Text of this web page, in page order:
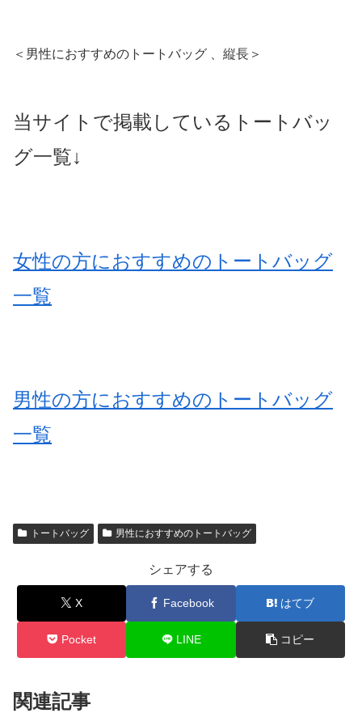
＜男性におすすめのトートバッグ 、縦長＞
当サイトで掲載しているトートバッ
グ一覧↓
女性の方におすすめのトートバッグ
一覧
男性の方におすすめのトートバッグ
一覧
トートバッグ 男性におすすめのトートバッグ
シェアする
X Facebook はてブ
Pocket LINE コピー
関連記事